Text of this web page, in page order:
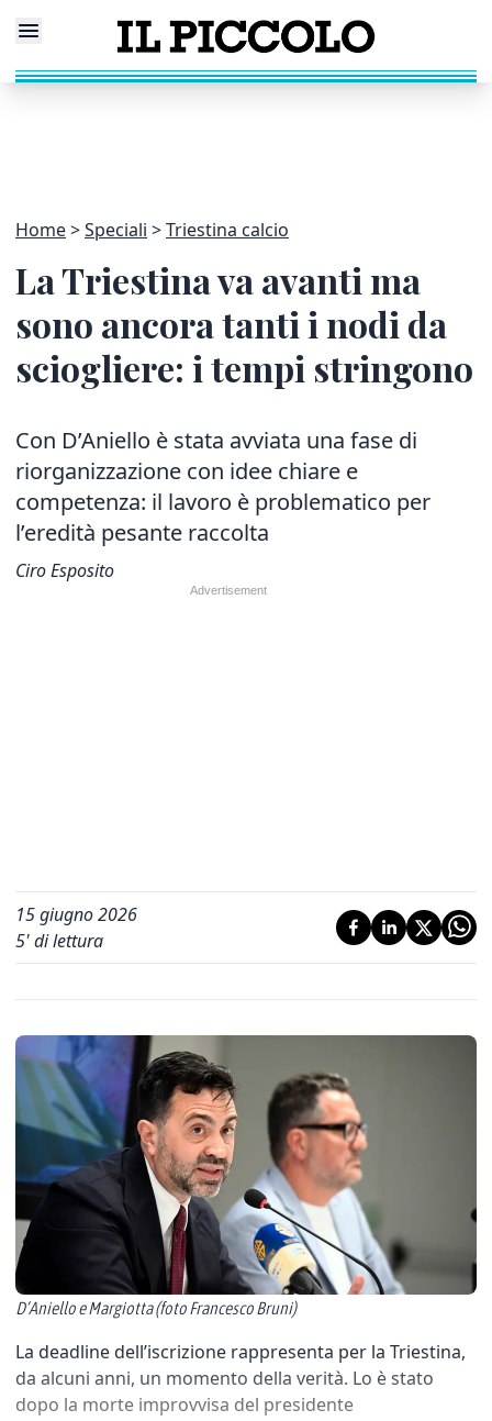
Home Speciali Triestina calcio
La Triestina va avanti ma
sono ancora tanti i nodi da
sciogliere: i tempi stringono
Con D’Aniello è stata avviata una fase di
riorganizzazione con idee chiare e
competenza: il lavoro è problematico per
l’eredità pesante raccolta
Ciro Esposito
15 giugno 2026
5' di lettura
D’Aniello e Margiotta (foto Francesco Bruni)
La deadline dell’iscrizione rappresenta per la Triestina,
da alcuni anni, un momento della verità. Lo è stato
dopo la morte improvvisa del presidente